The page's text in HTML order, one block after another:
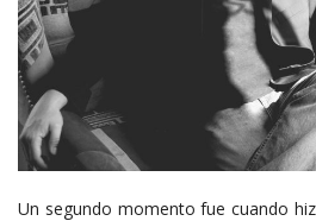
Un segundo momento fue cuando